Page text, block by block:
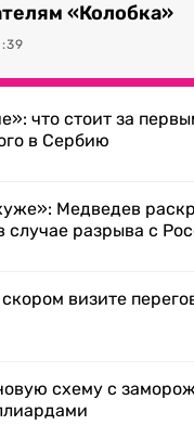
«Колобка»
что стоит за
в Сербию
Медведев
случае разрыва с
визите
схему с